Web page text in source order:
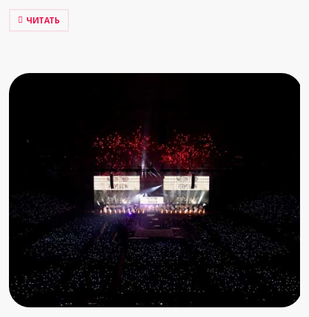
ЧИТАТЬ